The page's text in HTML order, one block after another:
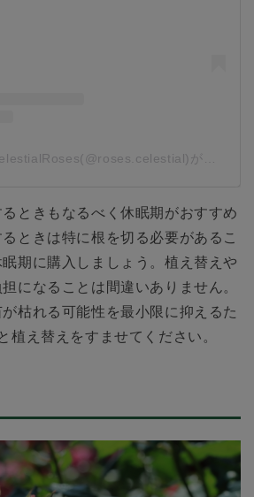
ときもなるべく休眠期がおすすめ
ときは特に根を切る必要があるこ
期に購入しましょう。植え替えや
になることは間違いありません。
枯れる可能性を最小限に抑えるた
植え替えをすませてください。